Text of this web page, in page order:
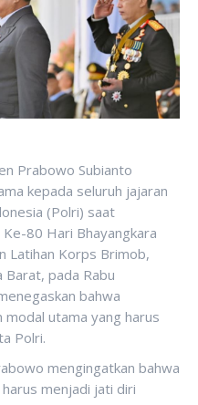
Prabowo Subianto
kepada seluruh jajaran
(Polri) saat
80 Hari Bhayangkara
Latihan Korps Brimob,
Barat, pada Rabu
bahwa
utama yang harus
Polri.
mengingatkan bahwa
menjadi jati diri